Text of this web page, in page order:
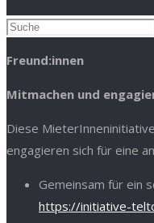
Suchen
Freund:innen
Mitmachen und
Diese
engagieren sich für eine
Gemeinsam für ein
https://initiative-